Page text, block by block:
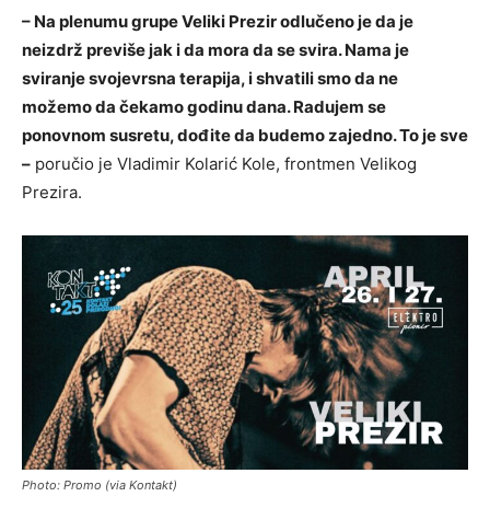
– Na plenumu grupe Veliki Prezir odlučeno je da je
neizdrž previše jak i da mora da se svira. Nama je
sviranje svojevrsna terapija, i shvatili smo da ne
možemo da čekamo godinu dana. Radujem se
ponovnom susretu, dođite da budemo zajedno. To je sve
– poručio je Vladimir Kolarić Kole, frontmen Velikog
Prezira.
Photo: Promo (via Kontakt)